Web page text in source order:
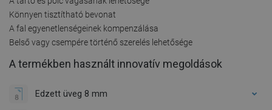
Könnyen tisztítható bevonat
A fal egyenetlenségeinek kompenzálása
Belső vagy csempére történő szerelés lehetősége
A termékben használt innovatív megoldások
Edzett üveg 8 mm